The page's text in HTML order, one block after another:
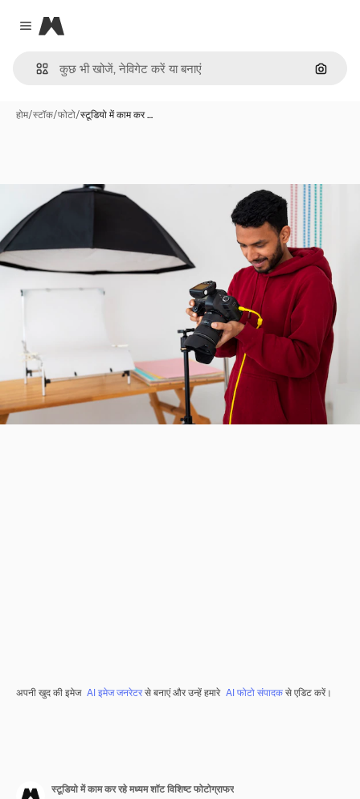
Close menu
Magnific
इमेज से
होम/स्टॉक/फोटो/स्टूडियो में काम कर …
अपनी खुद की इमेज AI इमेज जनरेटरसे बनाएं और उन्हें हमारे AI फोटो संपादकसे एडिट करें।
स्टूडियो में काम कर रहे मध्यम शॉट विशिष्ट फोटोग्राफर